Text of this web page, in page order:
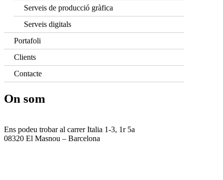
Serveis de producció gràfica
Serveis digitals
Portafoli
Clients
Contacte
On som
Ens podeu trobar al carrer Italia 1-3, 1r 5a
08320 El Masnou – Barcelona